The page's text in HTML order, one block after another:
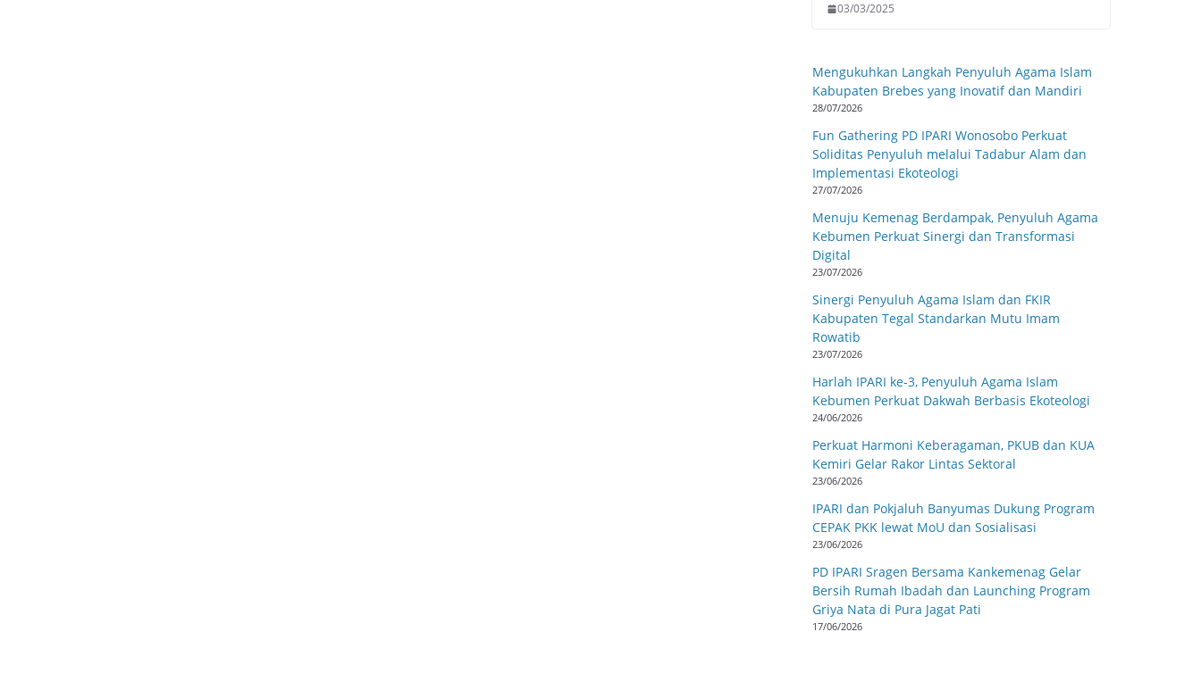
03/03/2025
Mengukuhkan Langkah Penyuluh Agama Islam
Kabupaten Brebes yang Inovatif dan Mandiri
28/07/2026
Fun Gathering PD IPARI Wonosobo Perkuat
Soliditas Penyuluh melalui Tadabur Alam dan
Implementasi Ekoteologi
27/07/2026
Menuju Kemenag Berdampak, Penyuluh Agama
Kebumen Perkuat Sinergi dan Transformasi
Digital
23/07/2026
Sinergi Penyuluh Agama Islam dan FKIR
Kabupaten Tegal Standarkan Mutu Imam
Rowatib
23/07/2026
Harlah IPARI ke-3, Penyuluh Agama Islam
Kebumen Perkuat Dakwah Berbasis Ekoteologi
24/06/2026
Perkuat Harmoni Keberagaman, PKUB dan KUA
Kemiri Gelar Rakor Lintas Sektoral
23/06/2026
IPARI dan Pokjaluh Banyumas Dukung Program
CEPAK PKK lewat MoU dan Sosialisasi
23/06/2026
PD IPARI Sragen Bersama Kankemenag Gelar
Bersih Rumah Ibadah dan Launching Program
Griya Nata di Pura Jagat Pati
17/06/2026